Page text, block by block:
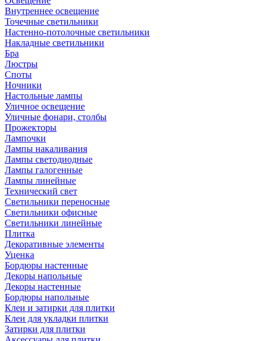
Внутреннее освещение
Точечные светильники
Настенно-потолочные светильники
Накладные светильники
Бра
Люстры
Споты
Ночники
Настольные лампы
Уличное освещение
Уличные фонари, столбы
Прожекторы
Лампочки
Лампы накаливания
Лампы светодиодные
Лампы галогенные
Лампы линейные
Технический свет
Светильники переносные
Светильники офисные
Светильники линейные
Плитка
Декоративные элементы
Уценка
Бордюры настенные
Декоры напольные
Декоры настенные
Бордюры напольные
Клеи и затирки для плитки
Клеи для укладки плитки
Затирки для плитки